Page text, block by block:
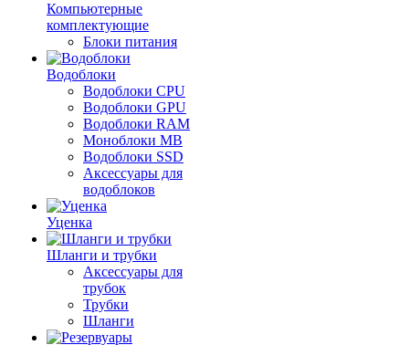
Компьютерные
комплектующие
Блоки питания
Водоблоки
Водоблоки CPU
Водоблоки GPU
Водоблоки RAM
Моноблоки MB
Водоблоки SSD
Аксессуары для
водоблоков
Уценка
Шланги и трубки
Аксессуары для
трубок
Трубки
Шланги